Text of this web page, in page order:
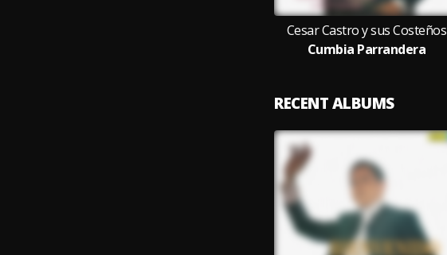
Cesar Castro y sus Costeños
Cumbia Parrandera
RECENT ALBUMS